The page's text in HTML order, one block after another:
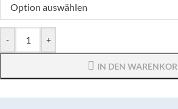
- +
IN DEN